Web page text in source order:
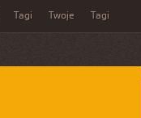
Tagi Twoje Tagi